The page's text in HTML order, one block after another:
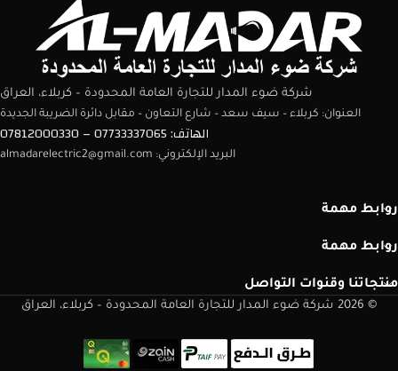
شركة ضوء المدار للتجارة العامة المحدودة – كربلاء، العراق
العنوان: كربلاء – سيف سعد – شارع التعاون – مقابل دائرة الضريبة الجديدة
الهاتف: 07733337065 – 07812000330
البريد الإلكتروني: almadarelectric2@gmail.com
روابط مهمة
روابط مهمة
منتجاتنا وقنوات التواصل
© 2026 شركة ضوء المدار للتجارة العامة المحدودة – كربلاء، العراق